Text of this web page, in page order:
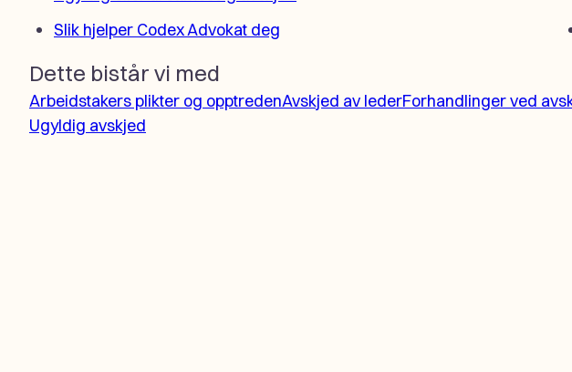
Slik hjelper Codex Advokat deg
Dette bistår vi med
Arbeidstakers plikter og opptredenAvskjed av lederForhandlinger ved
Ugyldig avskjed